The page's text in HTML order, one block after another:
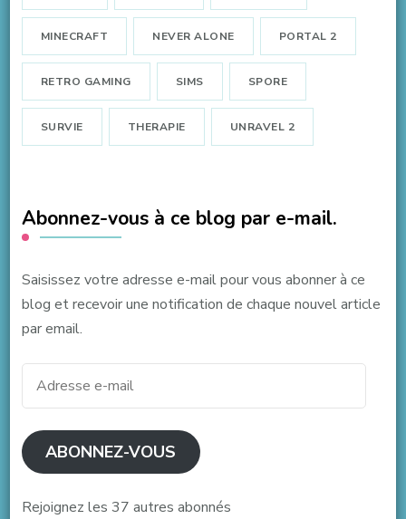
MINECRAFT NEVER ALONE PORTAL 2
RETRO GAMING SIMS SPORE
SURVIE THERAPIE UNRAVEL 2
Abonnez-vous à ce blog par e-mail.
Saisissez votre adresse e-mail pour vous abonner à ce
blog et recevoir une notification de chaque nouvel article
par email.
ABONNEZ-VOUS
Rejoignez les 37 autres abonnés